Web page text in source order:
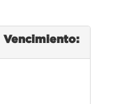
Vencimiento: